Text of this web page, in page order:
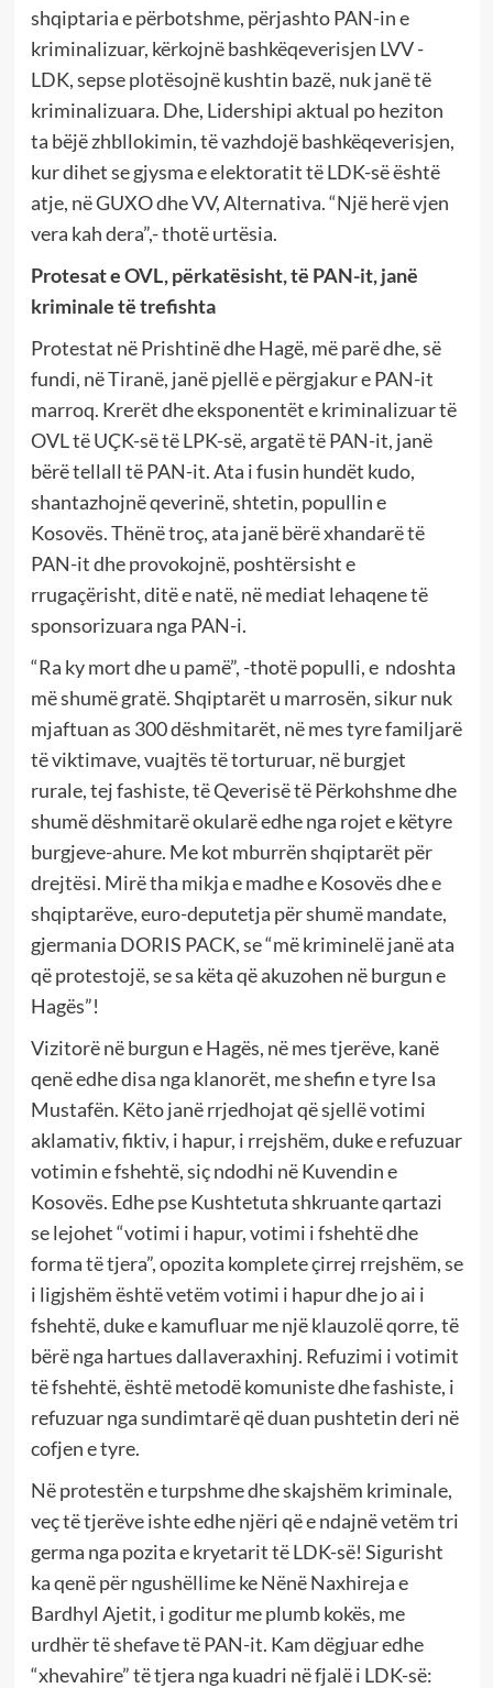
shqiptaria e përbotshme, përjashto PAN-in e
kriminalizuar, kërkojnë bashkëqeverisjen LVV -
LDK, sepse plotësojnë kushtin bazë, nuk janë të
kriminalizuara. Dhe, Lidershipi aktual po heziton
ta bëjë zhbllokimin, të vazhdojë bashkëqeverisjen,
kur dihet se gjysma e elektoratit të LDK-së është
atje, në GUXO dhe VV, Alternativa. “Një herë vjen
vera kah dera”,- thotë urtësia.
Protesat e OVL, përkatësisht, të PAN-it, janë
kriminale të trefishta
Protestat në Prishtinë dhe Hagë, më parë dhe, së
fundi, në Tiranë, janë pjellë e përgjakur e PAN-it
marroq. Krerët dhe eksponentët e kriminalizuar të
OVL të UÇK-së të LPK-së, argatë të PAN-it, janë
bërë tellall të PAN-it. Ata i fusin hundët kudo,
shantazhojnë qeverinë, shtetin, popullin e
Kosovës. Thënë troç, ata janë bërë xhandarë të
PAN-it dhe provokojnë, poshtërsisht e
rrugaçërisht, ditë e natë, në mediat lehaqene të
sponsorizuara nga PAN-i.
“Ra ky mort dhe u pamë”, -thotë populli, e ndoshta
më shumë gratë. Shqiptarët u marrosën, sikur nuk
mjaftuan as 300 dëshmitarët, në mes tyre familjarë
të viktimave, vuajtës të torturuar, në burgjet
rurale, tej fashiste, të Qeverisë të Përkohshme dhe
shumë dëshmitarë okularë edhe nga rojet e këtyre
burgjeve-ahure. Me kot mburrën shqiptarët për
drejtësi. Mirë tha mikja e madhe e Kosovës dhe e
shqiptarëve, euro-deputetja për shumë mandate,
gjermania DORIS PACK, se “më kriminelë janë ata
që protestojë, se sa këta që akuzohen në burgun e
Hagës”!
Vizitorë në burgun e Hagës, në mes tjerëve, kanë
qenë edhe disa nga klanorët, me shefin e tyre Isa
Mustafën. Këto janë rrjedhojat që sjellë votimi
aklamativ, fiktiv, i hapur, i rrejshëm, duke e refuzuar
votimin e fshehtë, siç ndodhi në Kuvendin e
Kosovës. Edhe pse Kushtetuta shkruante qartazi
se lejohet “votimi i hapur, votimi i fshehtë dhe
forma të tjera”, opozita komplete çirrej rrejshëm, se
i ligjshëm është vetëm votimi i hapur dhe jo ai i
fshehtë, duke e kamufluar me një klauzolë qorre, të
bërë nga hartues dallaveraxhinj. Refuzimi i votimit
të fshehtë, është metodë komuniste dhe fashiste, i
refuzuar nga sundimtarë që duan pushtetin deri në
cofjen e tyre.
Në protestën e turpshme dhe skajshëm kriminale,
veç të tjerëve ishte edhe njëri që e ndajnë vetëm tri
germa nga pozita e kryetarit të LDK-së! Sigurisht
ka qenë për ngushëllime ke Nënë Naxhireja e
Bardhyl Ajetit, i goditur me plumb kokës, me
urdhër të shefave të PAN-it. Kam dëgjuar edhe
“xhevahire” të tjera nga kuadri në fjalë i LDK-së: